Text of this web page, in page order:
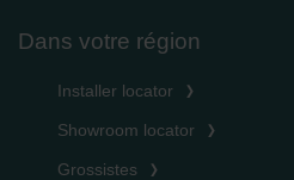
Dans votre région
Installer locator
Showroom locator
Grossistes